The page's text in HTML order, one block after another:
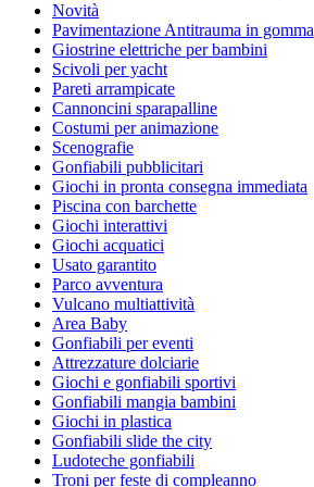
Novità
Pavimentazione Antitrauma in gomma
Giostrine elettriche per bambini
Scivoli per yacht
Pareti arrampicate
Cannoncini sparapalline
Costumi per animazione
Scenografie
Gonfiabili pubblicitari
Giochi in pronta consegna immediata
Piscina con barchette
Giochi interattivi
Giochi acquatici
Usato garantito
Parco avventura
Vulcano multiattività
Area Baby
Gonfiabili per eventi
Attrezzature dolciarie
Giochi e gonfiabili sportivi
Gonfiabili mangia bambini
Giochi in plastica
Gonfiabili slide the city
Ludoteche gonfiabili
Troni per feste di compleanno